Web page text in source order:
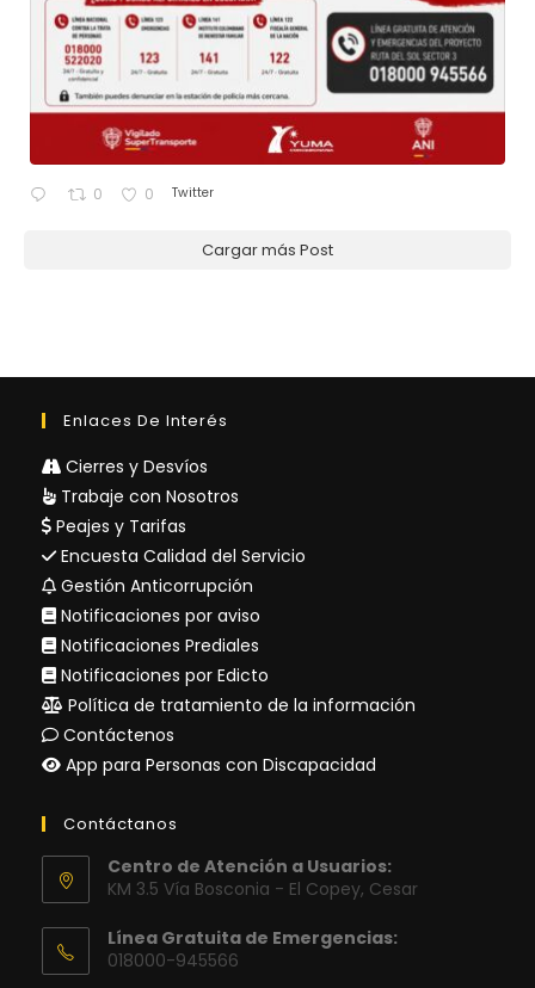
0 0 Twitter
Cargar más Post
Enlaces De Interés
Cierres y Desvíos
Trabaje con Nosotros
Peajes y Tarifas
Encuesta Calidad del Servicio
Gestión Anticorrupción
Notificaciones por aviso
Notificaciones Prediales
Notificaciones por Edicto
Política de tratamiento de la información
Contáctenos
App para Personas con Discapacidad
Contáctanos
Centro de Atención a Usuarios:
KM 3.5 Vía Bosconia - El Copey, Cesar
Línea Gratuita de Emergencias:
018000-945566